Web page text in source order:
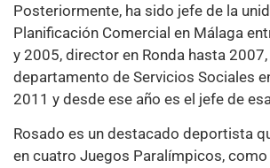
Posteriormente, ha sido jefe de la
Planificación Comercial en Málaga
y 2005, director en Ronda hasta
departamento de Servicios Sociales
2011 y desde ese año es el jefe de
Rosado es un destacado deportista
en cuatro Juegos Paralímpicos,